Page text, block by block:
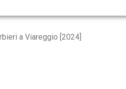
a Viareggio [2024]